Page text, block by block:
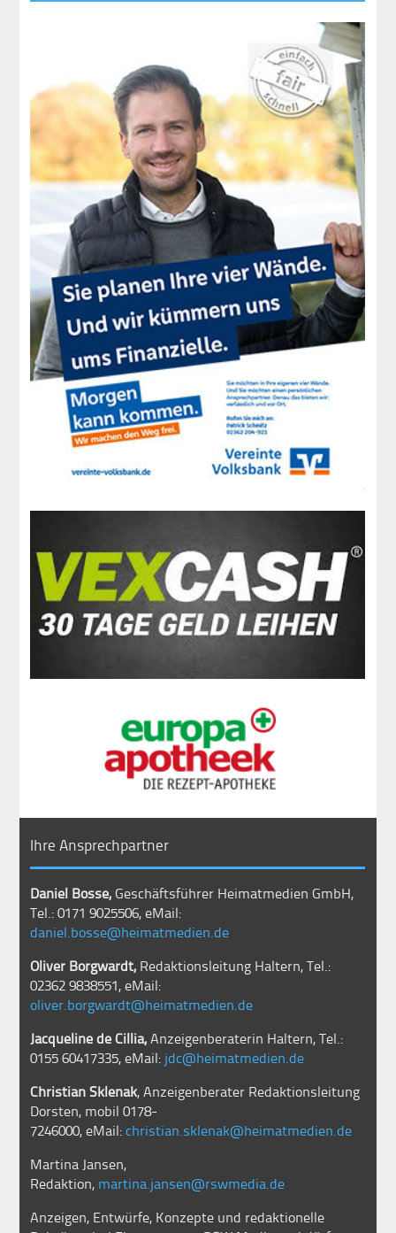
Ihre Ansprechpartner
Daniel Bosse,Geschäftsführer Heimatmedien GmbH,
Tel.: 0171 9025506, eMail:
daniel.bosse@heimatmedien.de
Oliver Borgwardt, Redaktionsleitung Haltern, Tel.:
02362 9838551, eMail:
oliver.borgwardt@heimatmedien.de
Jacqueline de Cillia,Anzeigenberaterin Haltern, Tel.:
0155 60417335, eMail: jdc@heimatmedien.de
Christian Sklenak, Anzeigenberater Redaktionsleitung
Dorsten, mobil0178-
7246000, eMail:christian.sklenak@heimatmedien.de
Martina Jansen,
Redaktion, martina.jansen@rswmedia.de
Anzeigen, Entwürfe, Konzepte und redaktionelle